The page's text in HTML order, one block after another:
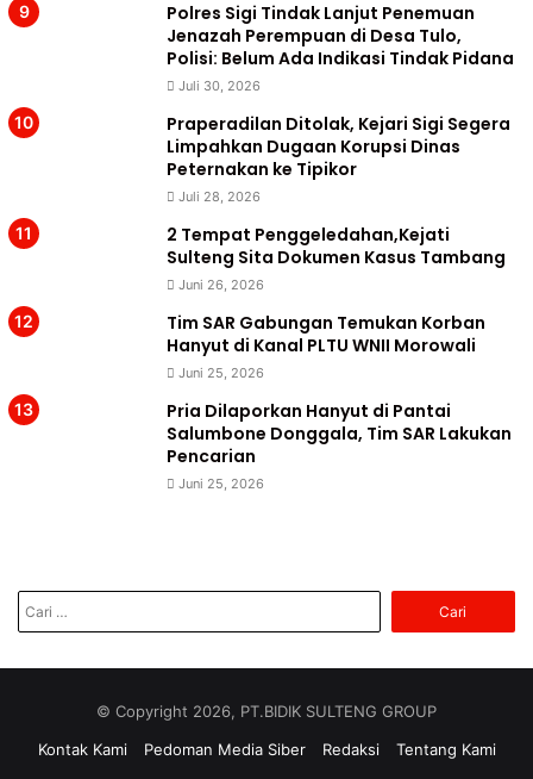
Polres Sigi Tindak Lanjut Penemuan
Jenazah Perempuan di Desa Tulo,
Polisi: Belum Ada Indikasi Tindak Pidana
Juli 30, 2026
Praperadilan Ditolak, Kejari Sigi Segera
Limpahkan Dugaan Korupsi Dinas
Peternakan ke Tipikor
Juli 28, 2026
2 Tempat Penggeledahan,Kejati
Sulteng Sita Dokumen Kasus Tambang
Juni 26, 2026
Tim SAR Gabungan Temukan Korban
Hanyut di Kanal PLTU WNII Morowali
Juni 25, 2026
Pria Dilaporkan Hanyut di Pantai
Salumbone Donggala, Tim SAR Lakukan
Pencarian
Juni 25, 2026
untuk:
© Copyright 2026, PT.BIDIK SULTENG GROUP
Kontak Kami
Pedoman Media Siber Redaksi Tentang Kami